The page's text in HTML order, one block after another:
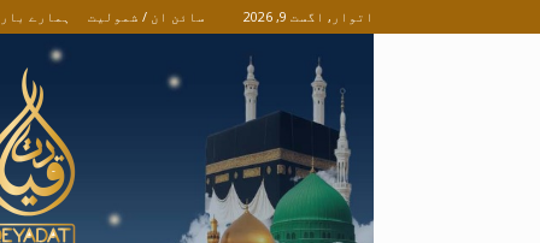
اتوار, اگست 9, 2026 سائن ان / شمولیت ہمارے